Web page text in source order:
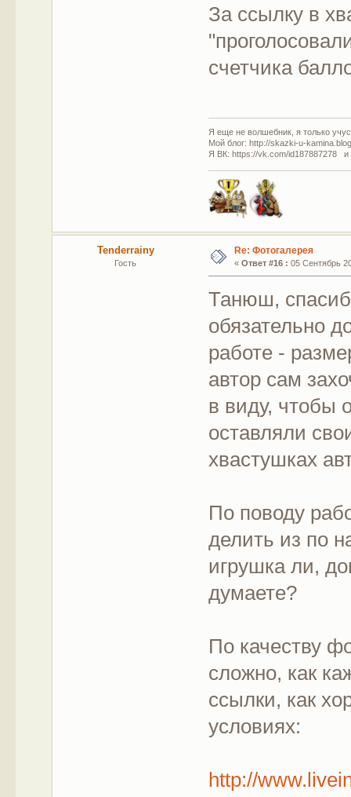
За ссылку в
счетчика
Я еще не волшебник, я только
Мой блог: http://skazki-u-
Я ВК: https://vk.com/id187887278 и
Tenderrainy
Гость
Re: Фотогалерея
« Ответ #16 : 05 Сентябрь
Танюш,
обязательно
работе -
автор сам
в виду, чтобы
оставляли
хвастушках
По поводу
делить из по
игрушка ли,
думаете?
По качеству
сложно, как
ссылки, как
условиях:
http://